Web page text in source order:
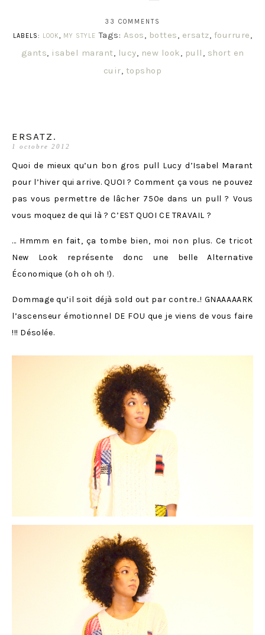
33 COMMENTS
LABELS: LOOK, MY STYLE Tags: Asos, bottes, ersatz, fourrure,
gants, isabel marant, lucy, new look, pull , short en
cuir, topshop
ERSATZ.
1 octobre 2012
Quoi de mieux qu’un bon gros pull Lucy d’Isabel Marant
pour l’hiver qui arrive. QUOI ? Comment ça vous ne pouvez
pas vous permettre de lâcher 750e dans un pull ? Vous
vous moquez de qui là ? C’EST QUOI CE TRAVAIL ?
… Hmmm en fait, ça tombe bien, moi non plus. Ce tricot
New Look représente donc une belle Alternative
Économique (oh oh oh !).
Dommage qu’il soit déjà sold out par contre..! GNAAAAARK
l’ascenseur émotionnel DE FOU que je viens de vous faire
!!! Désolée.